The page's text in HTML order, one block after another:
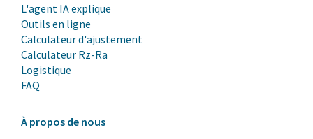
L'agent IA explique
Outils en ligne
Calculateur d'ajustement
Calculateur Rz-Ra
Logistique
FAQ
À propos de nous